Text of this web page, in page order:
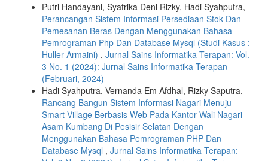
Putri Handayani, Syafrika Deni Rizky, Hadi Syahputra,
Perancangan Sistem Informasi Persediaan Stok Dan
Pemesanan Beras Dengan Menggunakan Bahasa
Pemrograman Php Dan Database Mysql (Studi Kasus :
Huller Armaini) , Jurnal Sains Informatika Terapan: Vol.
3 No. 1 (2024): Jurnal Sains Informatika Terapan
(Februari, 2024)
Hadi Syahputra, Vernanda Em Afdhal, Rizky Saputra,
Rancang Bangun Sistem Informasi Nagari Menuju
Smart Village Berbasis Web Pada Kantor Wali Nagari
Asam Kumbang Di Pesisir Selatan Dengan
Menggunakan Bahasa Pemrograman PHP Dan
Database Mysql , Jurnal Sains Informatika Terapan: